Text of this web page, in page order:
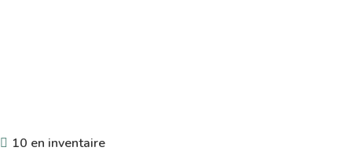
10 en inventaire